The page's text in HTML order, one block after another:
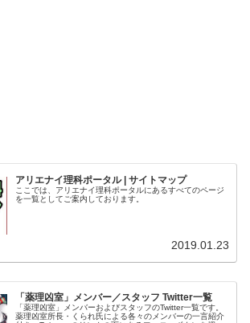
アリエナイ理科ポータル | サイトマップ
ここでは、アリエナイ理科ポータルにあるすべてのページ
を一覧としてご案内しております。
2019.01.23
「薬理凶室」メンバー／スタッフ Twitter一覧
「薬理凶室」メンバーおよびスタッフのTwitter一覧です。
薬理凶室所長・くられ氏による各々のメンバーの一言紹介